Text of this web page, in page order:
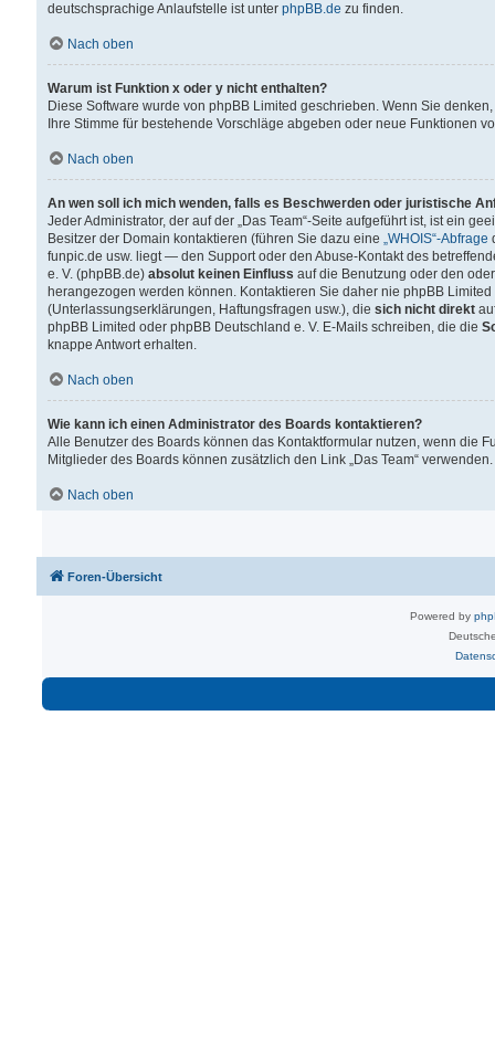
deutschsprachige Anlaufstelle ist unter phpBB.de zu finden.
Nach oben
Warum ist Funktion x oder y nicht enthalten?
Diese Software wurde von phpBB Limited geschrieben. Wenn Sie
Ihre Stimme für bestehende Vorschläge abgeben oder neue Funktionen
Nach oben
An wen soll ich mich wenden, falls es Beschwerden oder juristische
Jeder Administrator, der auf der „Das Team“-Seite aufgeführt ist, ist ein
Besitzer der Domain kontaktieren (führen Sie dazu eine „WHOIS“-Abfrage
funpic.de usw. liegt — den Support oder den Abuse-Kontakt des
e. V. (phpBB.de) absolut keinen Einfluss auf die Benutzung oder den
herangezogen werden können. Kontaktieren Sie daher nie phpBB
(Unterlassungserklärungen, Haftungsfragen usw.), die sich nicht direkt
phpBB Limited oder phpBB Deutschland e. V. E-Mails schreiben, die die
knappe Antwort erhalten.
Nach oben
Wie kann ich einen Administrator des Boards kontaktieren?
Alle Benutzer des Boards können das Kontaktformular nutzen, wenn die
Mitglieder des Boards können zusätzlich den Link „Das Team“ verwenden.
Nach oben
Foren-Übersicht
Powered by